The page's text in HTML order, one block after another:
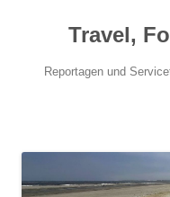
Travel,
Reportagen und